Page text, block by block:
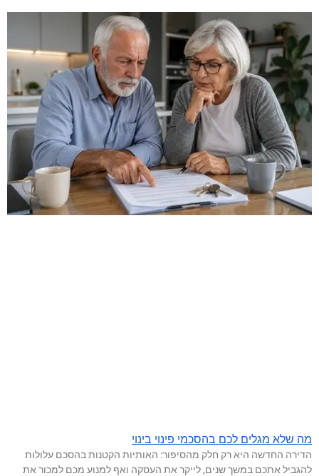
מה שלא מגלים לכם בהסכמי פינוי בינוי
הדירה החדשה היא רק חלק מהסיפור: האותיות הקטנות בהסכם עלולות
להגביל אתכם במשך שנים, לייקר את העסקה ואף למנוע מכם למכור את